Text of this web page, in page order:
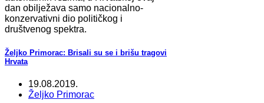
dan obilježava samo nacionalno-
konzervativni dio političkog i
društvenog spektra.
Željko Primorac: Brisali su se i brišu tragovi
Hrvata
19.08.2019.
Željko Primorac